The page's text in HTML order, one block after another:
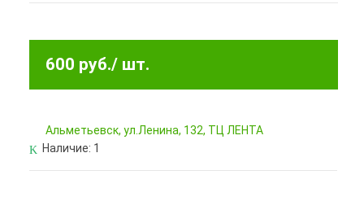
600 руб./ шт.
Альметьевск, ул.Ленина, 132, ТЦ ЛЕНТА
Наличие: 1